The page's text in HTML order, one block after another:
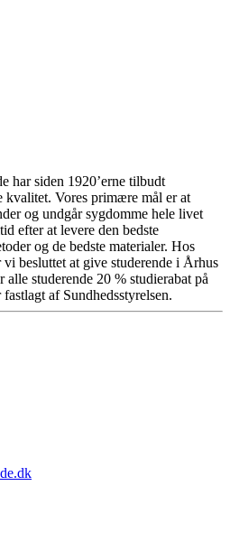
har siden 1920’erne tilbudt
kvalitet. Vores primære mål er at
og undgår sygdomme hele livet
efter at levere den bedste
og de bedste materialer. Hos
besluttet at give studerende i Århus
studerende 20 % studierabat på
af Sundhedsstyrelsen.